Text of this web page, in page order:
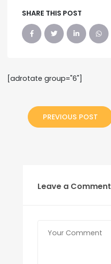
SHARE THIS POST
[adrotate group="6"]
PREVIOUS POST
Leave a Comment